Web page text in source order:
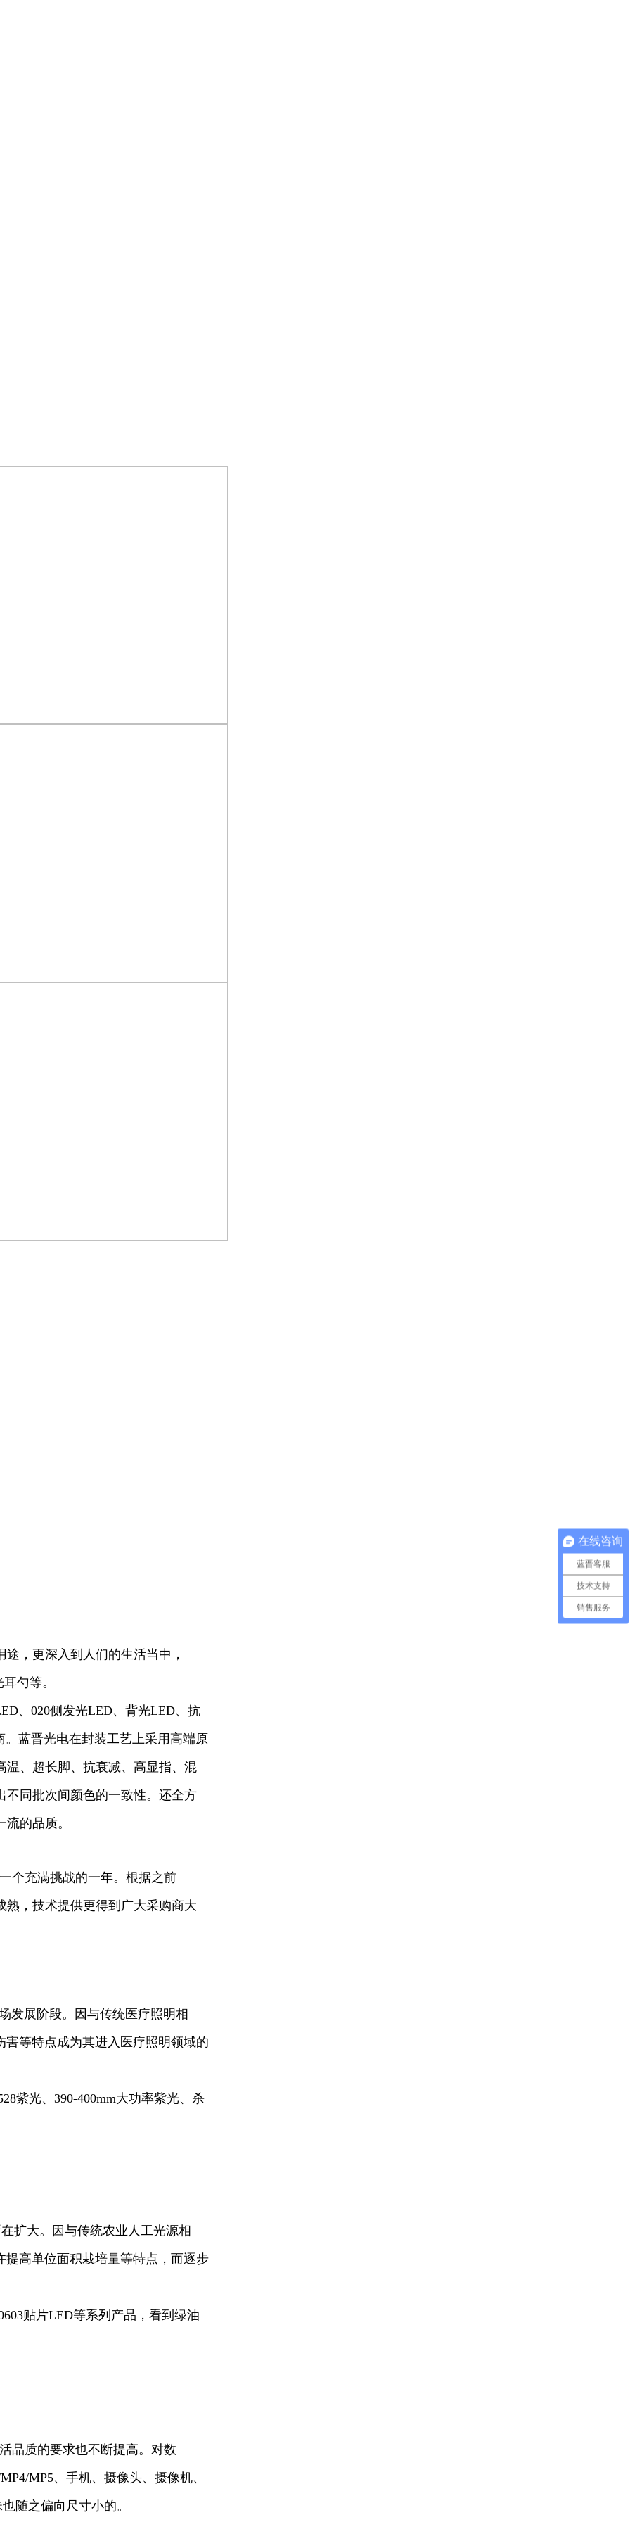
，更深入到人们的生活当中，
勺等。
、020侧发光LED、背光LED、抗
蓝晋光电在封装工艺上采用高端原
、超长脚、抗衰减、高显指、混
不同批次间颜色的一致性。还全方
的品质。
个充满挑战的一年。根据之前
，技术提供更得到广大采购商大
发展阶段。因与传统医疗照明相
等特点成为其进入医疗照明领域的
紫光、390-400mm大功率紫光、杀
大。因与传统农业人工光源相
高单位面积栽培量等特点，而逐步
贴片LED等系列产品，看到绿油
品质的要求也不断提高。对数
MP5、手机、摄像头、摄像机、
随之偏向尺寸小的。
在线咨询
蓝晋客服
技术支持
销售服务